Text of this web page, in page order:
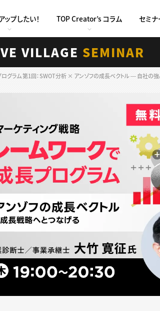
ップしたい！ TOP Creator’s コラム セミナ
VILLAGE SEMINAR
グラム 第1回：SWOT分析 × アンゾフの成長ベクトル ― 自社の